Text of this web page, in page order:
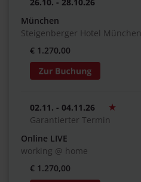
München
Steigenberger Hotel München
€ 1.270,00
02.11. - 04.11.26
Garantierter Termin
Online LIVE
working @ home
€ 1.270,00